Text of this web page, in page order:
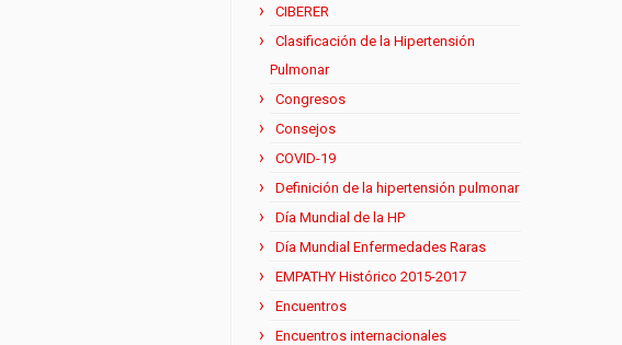
CIBERER
Clasificación de la Hipertensión
Pulmonar
Congresos
Consejos
COVID-19
Definición de la hipertensión pulmonar
Día Mundial de la HP
Día Mundial Enfermedades Raras
EMPATHY Histórico 2015-2017
Encuentros
Encuentros internacionales